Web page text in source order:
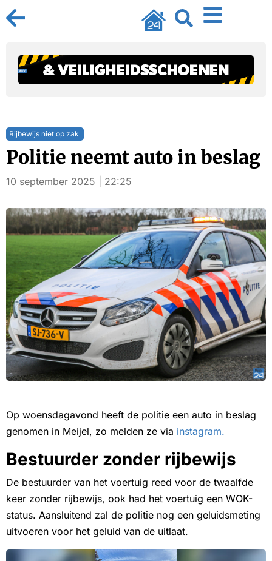
Rijbewijs niet op zak
Politie neemt auto in beslag
10 september 2025 | 22:25
Op woensdagavond heeft de politie een auto in beslag
genomen in Meijel, zo melden ze via instagram.
Bestuurder zonder rijbewijs
De bestuurder van het voertuig reed voor de twaalfde
keer zonder rijbewijs, ook had het voertuig een WOK-
status. Aansluitend zal de politie nog een geluidsmeting
uitvoeren voor het geluid van de uitlaat.